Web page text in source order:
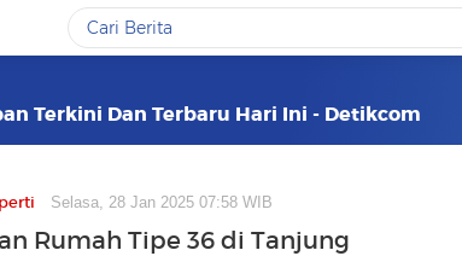
Terkini Dan Terbaru Hari Ini - Detikcom
Selasa, 28 Jan 2025 07:58 WIB
Rumah Tipe 36 di Tanjung